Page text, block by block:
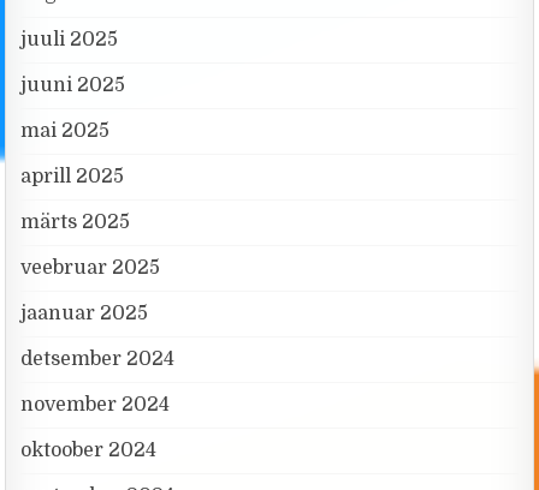
juuli 2025
juuni 2025
mai 2025
aprill 2025
märts 2025
veebruar 2025
jaanuar 2025
detsember 2024
november 2024
oktoober 2024